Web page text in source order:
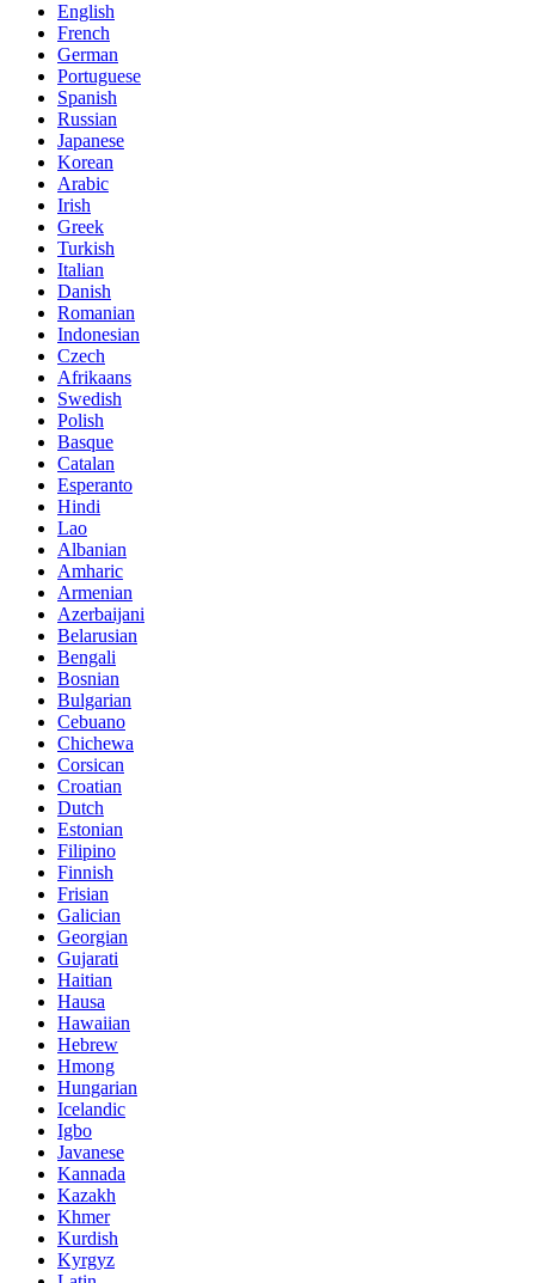
English
French
German
Portuguese
Spanish
Russian
Japanese
Korean
Arabic
Irish
Greek
Turkish
Italian
Danish
Romanian
Indonesian
Czech
Afrikaans
Swedish
Polish
Basque
Catalan
Esperanto
Hindi
Lao
Albanian
Amharic
Armenian
Azerbaijani
Belarusian
Bengali
Bosnian
Bulgarian
Cebuano
Chichewa
Corsican
Croatian
Dutch
Estonian
Filipino
Finnish
Frisian
Galician
Georgian
Gujarati
Haitian
Hausa
Hawaiian
Hebrew
Hmong
Hungarian
Icelandic
Igbo
Javanese
Kannada
Kazakh
Khmer
Kurdish
Kyrgyz